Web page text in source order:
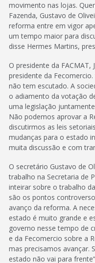
movimento nas lojas.
Fazenda, Gustavo de
reforma entre em vigor
um tempo maior para
disse Hermes Martins,
O presidente da FACMAT,
presidente da
não tem escutado. A
o adiamento da votação
uma legislação
Não podemos aprovar a
discutirmos as leis
mudanças para o estado
muita discussão e com
O secretário Gustavo de
trabalho na Secretaria de
inteirar sobre o trabalho
são os pontos
avanço da reforma. A
estado é muito grande e
governo nesse tempo de
e da Fecomercio sobre a
mas precisamos avançar.
estado não vai para